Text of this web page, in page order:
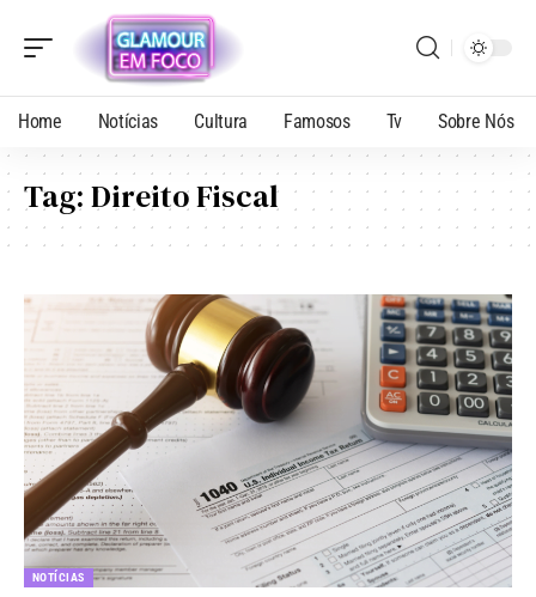
Home Notícias Cultura Famosos Tv Sobre Nós
Tag:Direito Fiscal
NOTÍCIAS